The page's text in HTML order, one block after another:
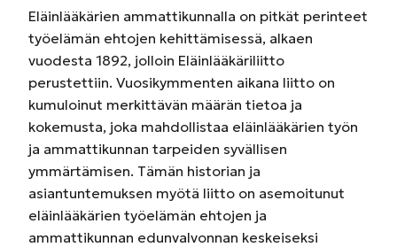
Eläinlääkärien ammattikunnalla on pitkät perinteet
työelämän ehtojen kehittämisessä, alkaen
vuodesta 1892, jolloin Eläinlääkäriliitto
perustettiin. Vuosikymmenten aikana liitto on
kumuloinut merkittävän määrän tietoa ja
kokemusta, joka mahdollistaa eläinlääkärien työn
ja ammattikunnan tarpeiden syvällisen
ymmärtämisen. Tämän historian ja
asiantuntemuksen myötä liitto on asemoitunut
eläinlääkärien työelämän ehtojen ja
ammattikunnan edunvalvonnan keskeiseksi